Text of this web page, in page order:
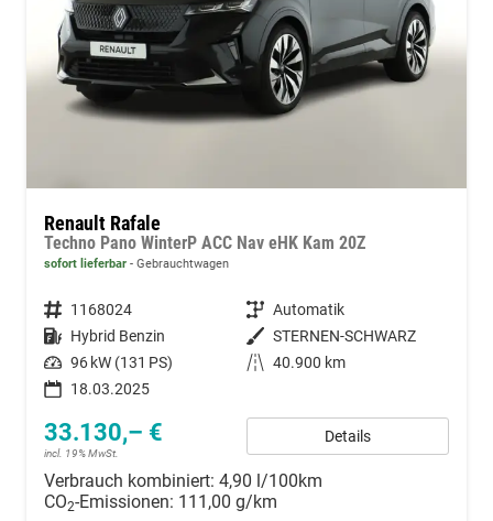
Renault Rafale
Techno Pano WinterP ACC Nav eHK Kam 20Z
sofort lieferbar Gebrauchtwagen
Fahrzeugnummer 1168024 Getriebe Automatik
Kraftstoff Hybrid Benzin Außenfarbe STERNEN-SCHWARZ
Leistung 96 kW (131 PS) Kilometerstand 40.900 km
18.03.2025
33.130,– €
incl. 19% MwSt.
Details
Verbrauch kombiniert: 4,90 l/100km
CO2-Emissionen: 111,00 g/km